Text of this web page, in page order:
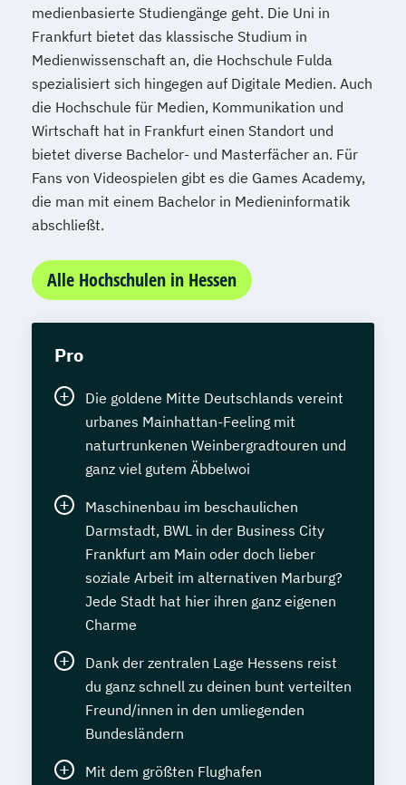
medienbasierte Studiengänge geht. Die Uni in
Frankfurt bietet das klassische Studium in
Medienwissenschaft an, die Hochschule Fulda
spezialisiert sich hingegen auf Digitale Medien. Auch
die Hochschule für Medien, Kommunikation und
Wirtschaft hat in Frankfurt einen Standort und
bietet diverse Bachelor- und Masterfächer an. Für
Fans von Videospielen gibt es die Games Academy,
die man mit einem Bachelor in Medieninformatik
abschließt.
Alle Hochschulen in Hessen
Pro
Die goldene Mitte Deutschlands vereint
urbanes Mainhattan-Feeling mit
naturtrunkenen Weinbergradtouren und
ganz viel gutem Äbbelwoi
Maschinenbau im beschaulichen
Darmstadt, BWL in der Business City
Frankfurt am Main oder doch lieber
soziale Arbeit im alternativen Marburg?
Jede Stadt hat hier ihren ganz eigenen
Charme
Dank der zentralen Lage Hessens reist
du ganz schnell zu deinen bunt verteilten
Freund/innen in den umliegenden
Bundesländern
Mit dem größten Flughafen